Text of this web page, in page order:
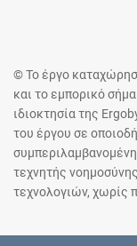
© Το έργο
και το εμπορικό
ιδιοκτησία της
του έργου σε
τεχνητής
τεχνολογιών, χωρίς